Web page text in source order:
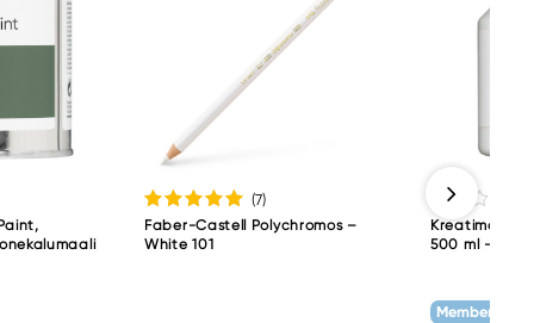
(7)
Faber-Castell Polychromos –
White 101
Kreatima
500 ml –
Member Treat